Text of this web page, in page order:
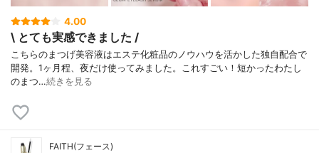
4.00
\ とても実感できました /
こちらのまつげ美容液はエステ化粧品のノウハウを活かした独自配合で
開発。1ヶ月程、夜だけ使ってみました。ㅤㅤㅤㅤㅤㅤㅤㅤㅤㅤㅤㅤㅤこれすごい！短かったわたし
のまつ…続きを見る
FAITH(フェース)